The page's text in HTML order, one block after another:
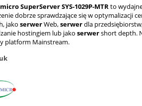
SuperServer SYS-1029P-MTRto
dobrze sprawdzające się w optymalizacji
jako serwerWeb,serwerdla
hostingiem lub jako serwershort depth.
platform Mainstream.